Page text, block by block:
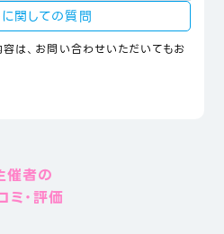
関しての質問
は、お問い合わせいただいてもお
催者の
ミ・評価